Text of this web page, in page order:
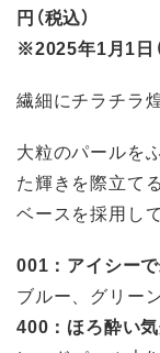
円（税込）
※2025年1月1日
繊細にチラチラ
大粒のパールを
た輝きを際立て
ベースを採用し
001：アイシー
ブルー、グリー
400：ほろ酔い